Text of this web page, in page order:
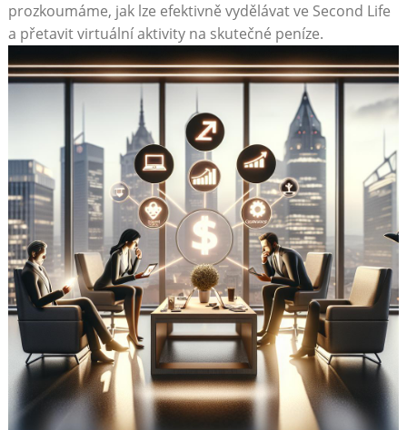
prozkoumáme, jak lze efektivně vydělávat ve Second Life
a přetavit virtuální aktivity na skutečné peníze.